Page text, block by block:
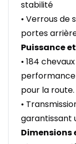
stabilité
• Verrous de
portes
Puissance
• 184
pour la route.
•
garantissant